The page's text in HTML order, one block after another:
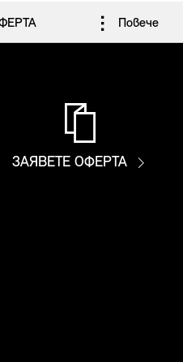
Повече
ЗАЯВЕТЕ ОФЕРТА